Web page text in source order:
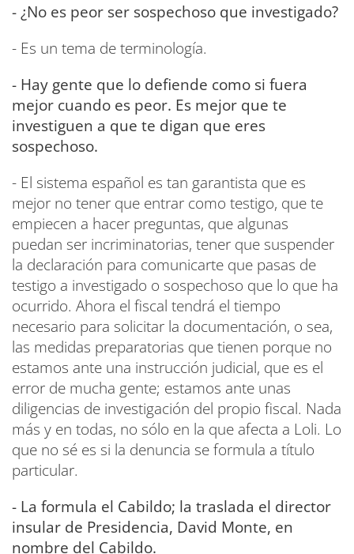
- ¿No es peor ser sospechoso que investigado?
- Es un tema de terminología.
- Hay gente que lo defiende como si fuera
mejor cuando es peor. Es mejor que te
investiguen a que te digan que eres
sospechoso.
- El sistema español es tan garantista que es
mejor no tener que entrar como testigo, que te
empiecen a hacer preguntas, que algunas
puedan ser incriminatorias, tener que suspender
la declaración para comunicarte que pasas de
testigo a investigado o sospechoso que lo que ha
ocurrido. Ahora el fiscal tendrá el tiempo
necesario para solicitar la documentación, o sea,
las medidas preparatorias que tienen porque no
estamos ante una instrucción judicial, que es el
error de mucha gente; estamos ante unas
diligencias de investigación del propio fiscal. Nada
más y en todas, no sólo en la que afecta a Loli. Lo
que no sé es si la denuncia se formula a título
particular.
- La formula el Cabildo; la traslada el director
insular de Presidencia, David Monte, en
nombre del Cabildo.